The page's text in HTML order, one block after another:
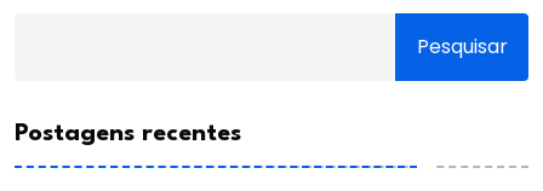
Pesquisar
Postagens recentes